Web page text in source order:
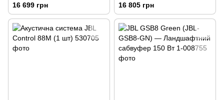
16 699 грн 16 805 грн